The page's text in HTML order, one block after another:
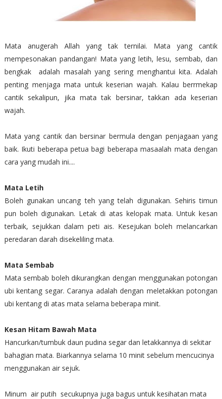
Mata anugerah Allah yang tak ternilai. Mata yang cantik
mempesonakan pandangan! Mata yang letih, lesu, sembab, dan
bengkak adalah masalah yang sering menghantui kita. Adalah
penting menjaga mata untuk keserian wajah. Kalau berrmekap
cantik sekalipun, jika mata tak bersinar, takkan ada keserian
wajah.
Mata yang cantik dan bersinar bermula dengan penjagaan yang
baik. Ikuti beberapa petua bagi beberapa masaalah mata dengan
cara yang mudah ini....
Mata Letih
Boleh gunakan uncang teh yang telah digunakan. Sehiris timun
pun boleh digunakan. Letak di atas kelopak mata. Untuk kesan
terbaik, sejukkan dalam peti ais. Kesejukan boleh melancarkan
peredaran darah disekeliling mata.
Mata Sembab
Mata sembab boleh dikurangkan dengan menggunakan potongan
ubi kentang segar. Caranya adalah dengan meletakkan potongan
ubi kentang di atas mata selama beberapa minit.
Kesan Hitam Bawah Mata
Hancurkan/tumbuk daun pudina segar dan letakkannya di sekitar
bahagian mata. Biarkannya selama 10 minit sebelum mencucinya
menggunakan air sejuk.
Minum air putih secukupnya juga bagus untuk kesihatan mata